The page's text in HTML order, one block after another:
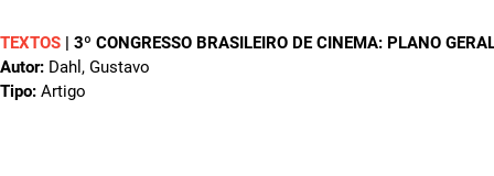
TEXTOS | 3º CONGRESSO BRASILEIRO DE CINEMA: PLANO
Autor: Dahl, Gustavo
Tipo: Artigo